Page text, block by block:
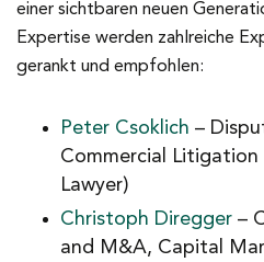
einer sichtbaren neuen
Expertise werden zahlreiche
gerankt und empfohlen:
Peter Csoklich –
Commercial Litigation
Lawyer)
Christoph Diregger –
and M&A, Capital